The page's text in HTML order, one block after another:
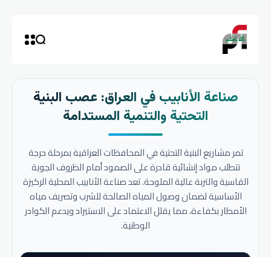
صناعة الأنابيب في العراق: عصب البنية
التحتية والتنمية المستدامة
تمر مشاريع البنية التحتية في المحافظات العراقية بمرحلة حرجة
تتطلب مواد إنشائية قادرة على الصمود أمام الظروف الجوية
القاسية والتربة عالية الملوحة. تعد صناعة الأنابيب المحلية الركيزة
الأساسية لضمان وصول المياه الصالحة للشرب وتصريف مياه
الأمطار بكفاءة، مما يقلل الاعتماد على الاستيراد ويدعم الكوادر
الوطنية.